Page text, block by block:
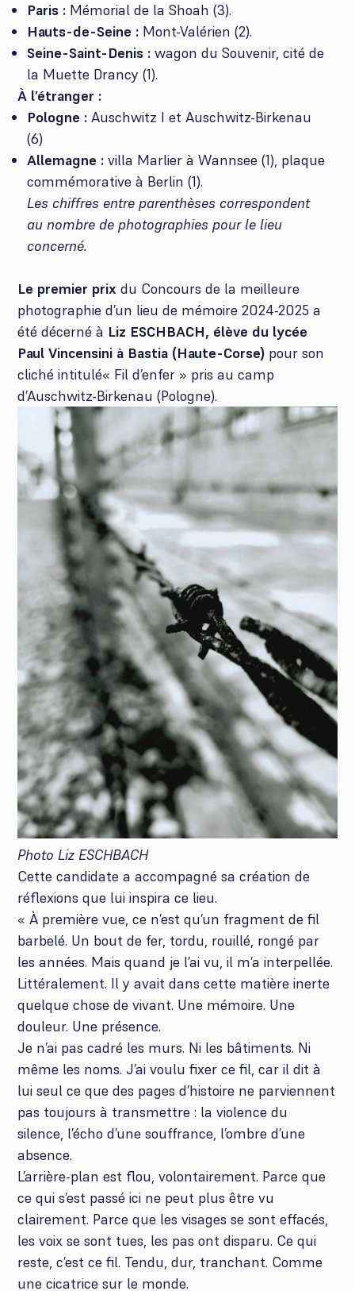
Paris : Mémorial de la Shoah (3).
Hauts-de-Seine : Mont-Valérien (2).
Seine-Saint-Denis : wagon du Souvenir, cité de
la Muette Drancy (1).
À l’étranger :
Pologne : Auschwitz I et Auschwitz-Birkenau
(6)
Allemagne : villa Marlier à Wannsee (1), plaque
commémorative à Berlin (1).
Les chiffres entre parenthèses correspondent
au nombre de photographies pour le lieu
concerné.
Le premier prix du Concours de la meilleure
photographie d’un lieu de mémoire 2024-2025 a
été décerné à Liz ESCHBACH, élève du lycée
Paul Vincensini à Bastia (Haute-Corse) pour son
cliché intitulé« Fil d’enfer » pris au camp
d’Auschwitz-Birkenau (Pologne).
Photo Liz ESCHBACH
Cette candidate a accompagné sa création de
réflexions que lui inspira ce lieu.
« À première vue, ce n’est qu’un fragment de fil
barbelé. Un bout de fer, tordu, rouillé, rongé par
les années. Mais quand je l’ai vu, il m’a interpellée.
Littéralement. Il y avait dans cette matière inerte
quelque chose de vivant. Une mémoire. Une
douleur. Une présence.
Je n’ai pas cadré les murs. Ni les bâtiments. Ni
même les noms. J’ai voulu fixer ce fil, car il dit à
lui seul ce que des pages d’histoire ne parviennent
pas toujours à transmettre : la violence du
silence, l’écho d’une souffrance, l’ombre d’une
absence.
L’arrière-plan est flou, volontairement. Parce que
ce qui s’est passé ici ne peut plus être vu
clairement. Parce que les visages se sont effacés,
les voix se sont tues, les pas ont disparu. Ce qui
reste, c’est ce fil. Tendu, dur, tranchant. Comme
une cicatrice sur le monde.